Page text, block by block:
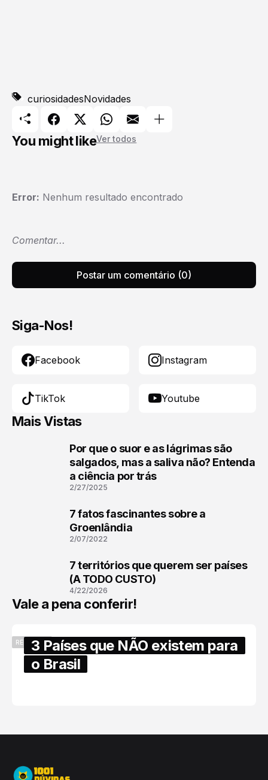
curiosidadesNovidades
You might likeVer todos
Error: Nenhum resultado encontrado
Comentar...
Postar um comentário (0)
Siga-Nos!
Facebook Instagram
TikTok Youtube
Mais Vistas
Por que o suor e as lágrimas são
salgados, mas a saliva não? Entenda
a ciência por trás
2/27/2025
7 fatos fascinantes sobre a
Groenlândia
2/07/2022
7 territórios que querem ser países
(A TODO CUSTO)
4/22/2026
Vale a pena conferir!
RECENTES3 Países que NÃO existem para
o Brasil